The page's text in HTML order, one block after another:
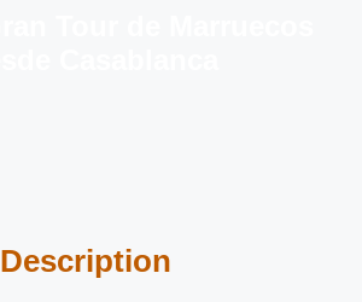
Description